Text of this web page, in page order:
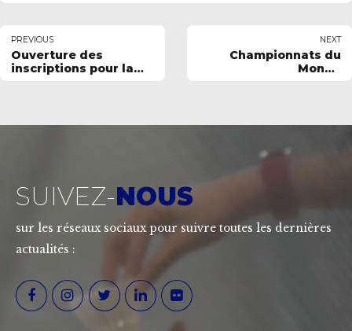
PREVIOUS
Ouverture des
inscriptions pour la
NEXT
Championnats du
Monde
SUIVEZ-NOUS
sur les réseaux sociaux pour suivre toutes les dernières
actualités :